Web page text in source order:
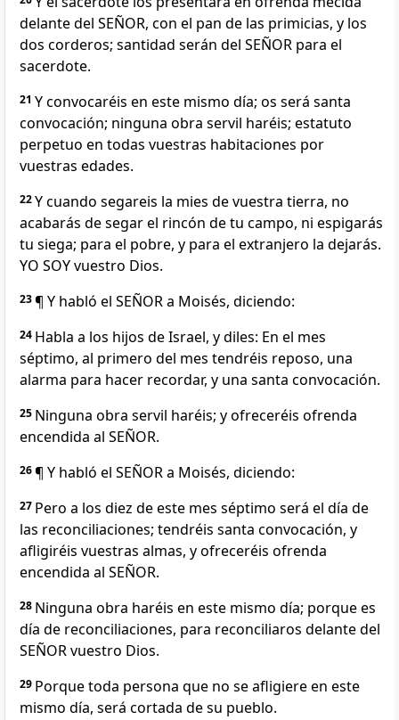
delante del SEÑOR, con el pan de las primicias, y los
dos corderos; santidad serán del SEÑOR para el
sacerdote.
21 Y convocaréis en este mismo día; os será santa
convocación; ninguna obra servil haréis; estatuto
perpetuo en todas vuestras habitaciones por
vuestras edades.
22Y cuando segareis la mies de vuestra tierra, no
acabarás de segar el rincón de tu campo, ni espigarás
tu siega; para el pobre, y para el extranjero la dejarás.
YO SOY vuestro Dios.
23¶ Y habló el SEÑOR a Moisés, diciendo:
24 Habla a los hijos de Israel, y diles: En el mes
séptimo, al primero del mes tendréis reposo, una
alarma para hacer recordar, y una santa convocación.
25 Ninguna obra servil haréis; y ofreceréis ofrenda
encendida al SEÑOR.
26¶ Y habló el SEÑOR a Moisés, diciendo:
27 Pero a los diez de este mes séptimo será el día de
las reconciliaciones; tendréis santa convocación, y
afligiréis vuestras almas, y ofreceréis ofrenda
encendida al SEÑOR.
28 Ninguna obra haréis en este mismo día; porque es
día de reconciliaciones, para reconciliaros delante del
SEÑOR vuestro Dios.
29 Porque toda persona que no se afligiere en este
mismo día, será cortada de su pueblo.